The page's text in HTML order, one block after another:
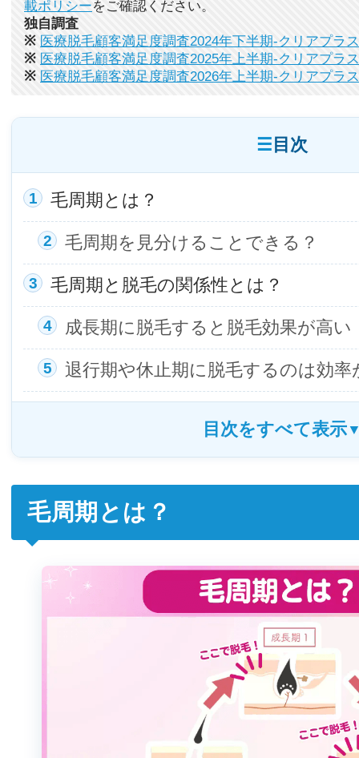
載ポリシーをご確認ください。
独自調査
※ 医療脱毛顧客満足度調査2024年下半期-クリアプラス
※ 医療脱毛顧客満足度調査2025年上半期-クリアプラス
※ 医療脱毛顧客満足度調査2026年上半期-クリアプラス
目次
毛周期とは？
毛周期を見分けることできる？
毛周期と脱毛の関係性とは？
成長期に脱毛すると脱毛効果が高い
退行期や休止期に脱毛するのは効率
毛周期とは？